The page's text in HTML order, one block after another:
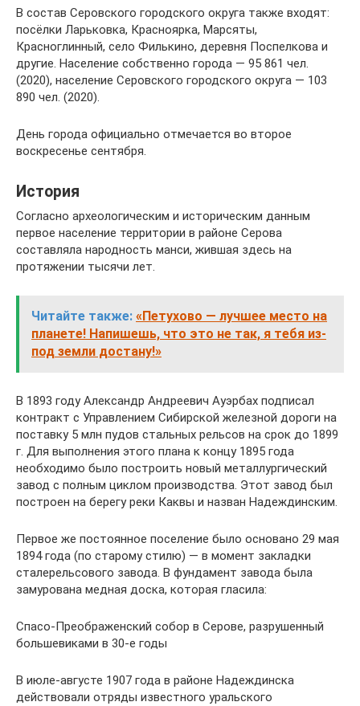
В состав Серовского городского округа также входят:
посёлки Ларьковка, Красноярка, Марсяты,
Красноглинный, село Филькино, деревня Поспелкова и
другие. Население собственно города — 95 861 чел.
(2020), население Серовского городского округа — 103
890 чел. (2020).
День города официально отмечается во второе
воскресенье сентября.
История
Согласно археологическим и историческим данным
первое население территории в районе Серова
составляла народность манси, жившая здесь на
протяжении тысячи лет.
Читайте также: «Петухово — лучшее место на
планете! Напишешь, что это не так, я тебя из-
под земли достану!»
В 1893 году Александр Андреевич Ауэрбах подписал
контракт с Управлением Сибирской железной дороги на
поставку 5 млн пудов стальных рельсов на срок до 1899
г. Для выполнения этого плана к концу 1895 года
необходимо было построить новый металлургический
завод с полным циклом производства. Этот завод был
построен на берегу реки Каквы и назван Надеждинским.
Первое же постоянное поселение было основано 29 мая
1894 года (по старому стилю) — в момент закладки
сталерельсового завода. В фундамент завода была
замурована медная доска, которая гласила:
Спасо-Преображенский собор в Серове, разрушенный
большевиками в 30-е годы
В июле-августе 1907 года в районе Надеждинска
действовали отряды известного уральского